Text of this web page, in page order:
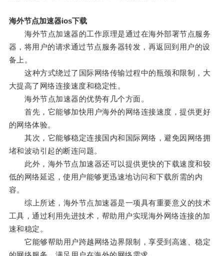
海外节点加速器ios下载
海外节点加速器的工作原理是通过在海外部署节点服务
器，将用户的请求通过节点服务器转发，再返回到用户的设
备上。
这种方式绕过了国际网络传输过程中的瓶颈和限制，大
大提高了网络连接速度和稳定性。
海外节点加速器的优势有几个方面。
首先，它能够加快用户海外的网络连接速度，提供更好
的网络体验。
其次，它能够稳定连接国内和国际网络，避免因网络拥
堵和波动引起的断连问题。
此外，海外节点加速器还可以提供更快的下载速度和较
低的网络延迟，使用户能够更迅速地访问和下载所需的内
容。
综上所述，海外节点加速器是一项具有重要意义的技术
工具，通过利用先进技术，帮助用户实现海外网络连接的加
速和稳定。
它能够帮助用户跨越网络边界限制，享受到高速、稳定